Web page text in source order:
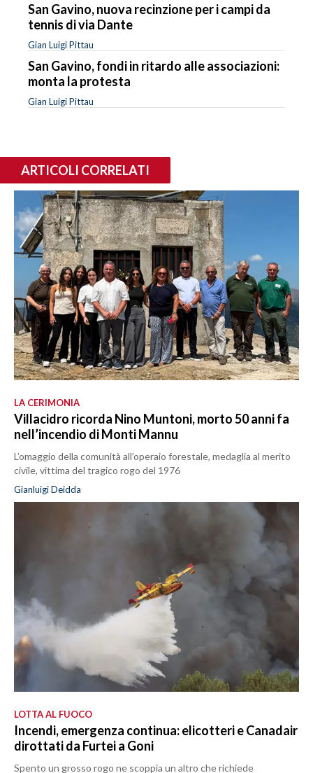
San Gavino, nuova recinzione per i campi da
tennis di via Dante
Gian Luigi Pittau
San Gavino, fondi in ritardo alle associazioni:
monta la protesta
Gian Luigi Pittau
ARTICOLI CORRELATI
LA CERIMONIA
Villacidro ricorda Nino Muntoni, morto 50 anni fa
nell’incendio di Monti Mannu
L’omaggio della comunità all’operaio forestale, medaglia al merito
civile, vittima del tragico rogo del 1976
Gianluigi Deidda
LOTTA AL FUOCO
Incendi, emergenza continua: elicotteri e Canadair
dirottati da Furtei a Goni
Spento un grosso rogo ne scoppia un altro che richiede